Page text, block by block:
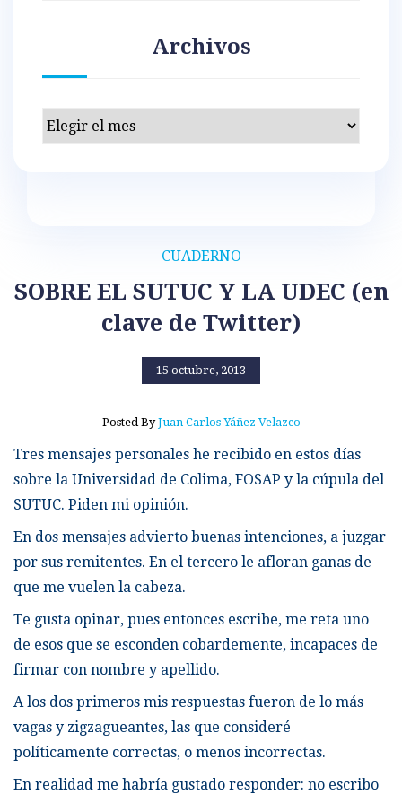
CUADERNO
SOBRE EL SUTUC Y LA UDEC (en
clave de Twitter)
15 octubre, 2013
Posted ByJuan Carlos Yáñez Velazco
Tres mensajes personales he recibido en estos días
sobre la Universidad de Colima, FOSAP y la cúpula del
SUTUC. Piden mi opinión.
En dos mensajes advierto buenas intenciones, a juzgar
por sus remitentes. En el tercero le afloran ganas de
que me vuelen la cabeza.
Te gusta opinar, pues entonces escribe, me reta uno
de esos que se esconden cobardemente, incapaces de
firmar con nombre y apellido.
A los dos primeros mis respuestas fueron de lo más
vagas y zigzagueantes, las que consideré
políticamente correctas, o menos incorrectas.
En realidad me habría gustado responder: no escribo
Archivos
Archivos